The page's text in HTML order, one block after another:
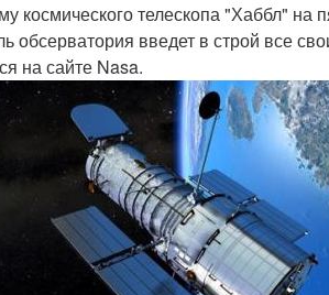
космического телескопа "Хаббл" на
обсерватория введет в строй все
на сайте Nasa.